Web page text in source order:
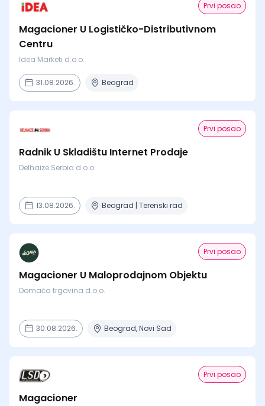
Prvi posao
Magacioner U Logističko-Distributivnom
Centru
Idea Marketi d.o.o.
31.08.2026. Beograd
Prvi posao
Radnik U Skladištu Internet Prodaje
Delhaize Serbia d.o.o.
13.08.2026. Beograd | Terenski rad
Prvi posao
Magacioner U Maloprodajnom Objektu
Domaća trgovina d.o.o.
30.08.2026. Beograd, Novi Sad
Prvi posao
Magacioner